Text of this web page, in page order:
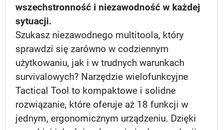
wszechstronność i niezawodność w każdej
sytuacji.
Szukasz niezawodnego multitoola, który
sprawdzi się zarówno w codziennym
użytkowaniu, jak i w trudnych warunkach
survivalowych? Narzędzie wielofunkcyjne
Tactical Tool to kompaktowe i solidne
rozwiązanie, które oferuje aż 18 funkcji w
jednym, ergonomicznym urządzeniu. Dzięki